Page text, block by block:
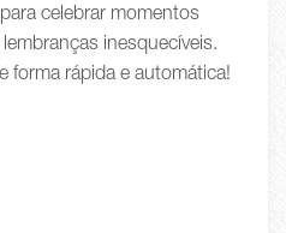
celebrar momentos
inesquecíveis.
forma rápida e automática!